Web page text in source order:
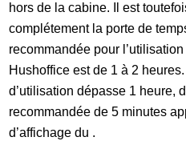
hors de la cabine. Il est
complétement la porte de
recommandée pour
Hushoffice est de 1 à 2
d’utilisation dépasse 1 heure,
recommandée de 5 minutes
d’affichage du .